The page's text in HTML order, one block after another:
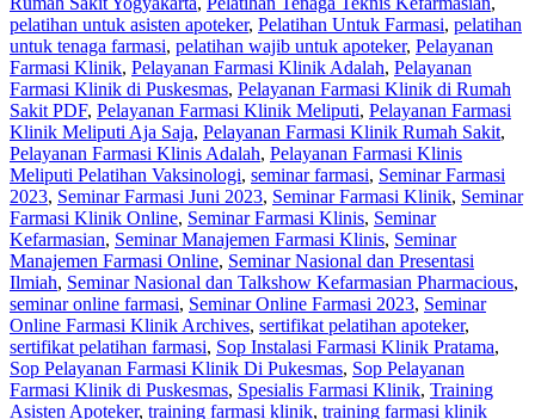
pelatihan untuk asisten apoteker, Pelatihan Untuk Farmasi, pelatihan
untuk tenaga farmasi, pelatihan wajib untuk apoteker, Pelayanan
Farmasi Klinik, Pelayanan Farmasi Klinik Adalah, Pelayanan
Farmasi Klinik di Puskesmas, Pelayanan Farmasi Klinik di Rumah
Sakit PDF, Pelayanan Farmasi Klinik Meliputi, Pelayanan Farmasi
Klinik Meliputi Aja Saja, Pelayanan Farmasi Klinik Rumah Sakit,
Pelayanan Farmasi Klinis Adalah, Pelayanan Farmasi Klinis
Meliputi Pelatihan Vaksinologi, seminar farmasi, Seminar Farmasi
2023, Seminar Farmasi Juni 2023, Seminar Farmasi Klinik, Seminar
Farmasi Klinik Online, Seminar Farmasi Klinis, Seminar
Kefarmasian, Seminar Manajemen Farmasi Klinis, Seminar
Manajemen Farmasi Online, Seminar Nasional dan Presentasi
Ilmiah, Seminar Nasional dan Talkshow Kefarmasian Pharmacious,
seminar online farmasi, Seminar Online Farmasi 2023, Seminar
Online Farmasi Klinik Archives, sertifikat pelatihan apoteker,
sertifikat pelatihan farmasi, Sop Instalasi Farmasi Klinik Pratama,
Sop Pelayanan Farmasi Klinik Di Pukesmas, Sop Pelayanan
Farmasi Klinik di Puskesmas, Spesialis Farmasi Klinik, Training
Asisten Apoteker, training farmasi klinik, training farmasi klinik